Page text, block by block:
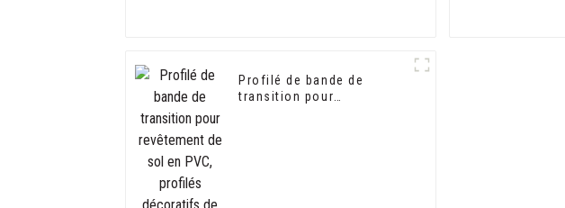
Profilé de bande de
transition pour